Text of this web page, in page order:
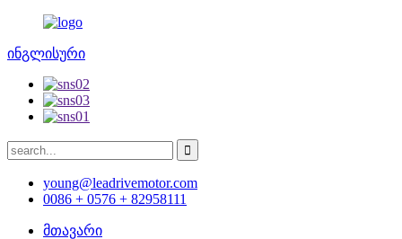
ინგლისური
young@leadrivemotor.com
0086 + 0576 + 82958111
მთავარი